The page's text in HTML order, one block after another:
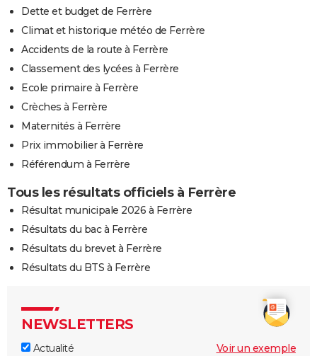
Dette et budget de Ferrère
Climat et historique météo de Ferrère
Accidents de la route à Ferrère
Classement des lycées à Ferrère
Ecole primaire à Ferrère
Crèches à Ferrère
Maternités à Ferrère
Prix immobilier à Ferrère
Référendum à Ferrère
Tous les résultats officiels à Ferrère
Résultat municipale 2026 à Ferrère
Résultats du bac à Ferrère
Résultats du brevet à Ferrère
Résultats du BTS à Ferrère
NEWSLETTERS
Actualité
Voir un exemple